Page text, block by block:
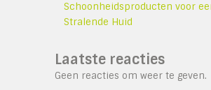
Schoonheidsproducten voor
Stralende Huid
Laatste reacties
Geen reacties om weer te geven.